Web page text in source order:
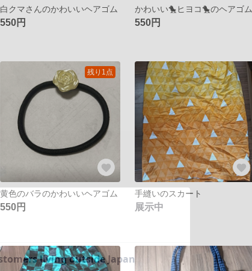
白クマさんのかわいいヘアゴム
550円
かわいい🐤ヒヨコ🐤のヘアゴム
550円
残り1点
黄色のバラのかわいいヘアゴム
550円
手縫いのスカート
展示中